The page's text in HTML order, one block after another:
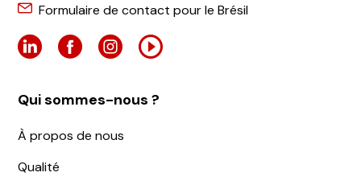
Formulaire de contact pour le Brésil
Qui sommes-nous ?
À propos de nous
Qualité